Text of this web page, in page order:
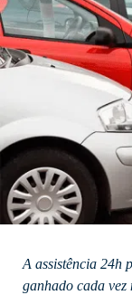
A assistência 24h
ganhado cada